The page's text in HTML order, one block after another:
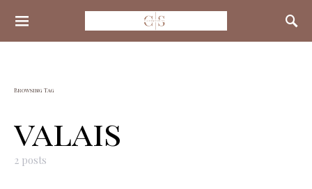
Search for:
Browsing Tag
valais
2 posts